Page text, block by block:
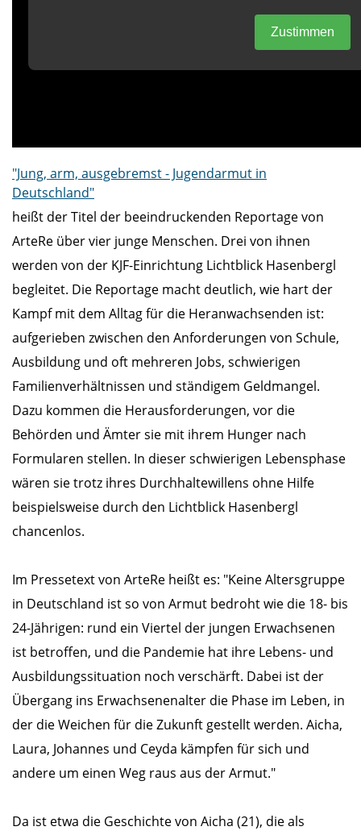
"Jung, arm, ausgebremst - Jugendarmut in
Deutschland"
heißt der Titel der beeindruckenden Reportage von
ArteRe über vier junge Menschen. Drei von ihnen
werden von der KJF-Einrichtung Lichtblick Hasenbergl
begleitet. Die Reportage macht deutlich, wie hart der
Kampf mit dem Alltag für die Heranwachsenden ist:
aufgerieben zwischen den Anforderungen von Schule,
Ausbildung und oft mehreren Jobs, schwierigen
Familienverhältnissen und ständigem Geldmangel.
Dazu kommen die Herausforderungen, vor die
Behörden und Ämter sie mit ihrem Hunger nach
Formularen stellen. In dieser schwierigen Lebensphase
wären sie trotz ihres Durchhaltewillens ohne Hilfe
beispielsweise durch den Lichtblick Hasenbergl
chancenlos.
Im Pressetext von ArteRe heißt es: "Keine Altersgruppe
in Deutschland ist so von Armut bedroht wie die 18- bis
24-Jährigen: rund ein Viertel der jungen Erwachsenen
ist betroffen, und die Pandemie hat ihre Lebens- und
Ausbildungssituation noch verschärft. Dabei ist der
Übergang ins Erwachsenenalter die Phase im Leben, in
der die Weichen für die Zukunft gestellt werden. Aicha,
Laura, Johannes und Ceyda kämpfen für sich und
andere um einen Weg raus aus der Armut."
Da ist etwa die Geschichte von Aicha (21), die als